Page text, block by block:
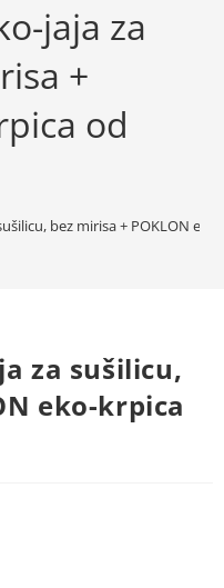
jaja za
+
od
bez mirisa + POKLON
za sušilicu,
eko-krpica